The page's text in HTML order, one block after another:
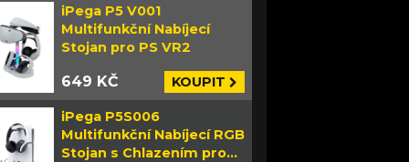
iPega P5 V001
Multifunkční Nabíjecí
Stojan pro PS VR2
649 KČ KOUPIT
iPega P5S006
Multifunkční Nabíjecí RGB
Stojan s Chlazením pro